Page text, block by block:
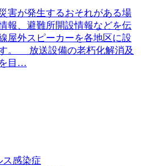
害が発生するおそれがある場
報、避難所開設情報などを伝
屋外スピーカーを各地区に設
。 放送設備の老朽化解消及
目…
ス感染症